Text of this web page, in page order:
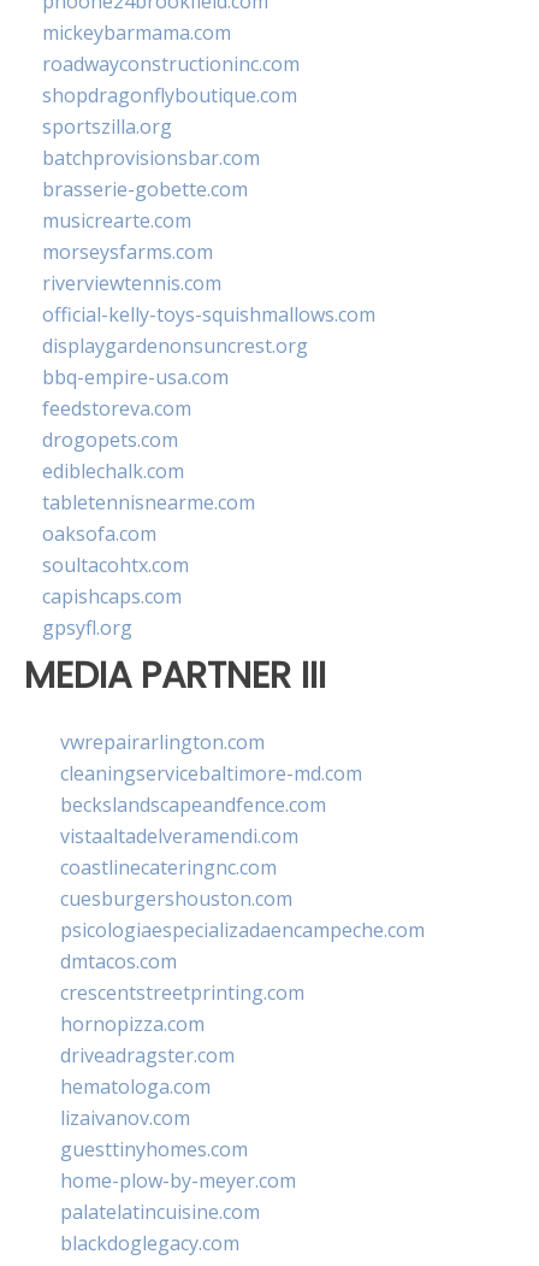
mickeybarmama.com
roadwayconstructioninc.com
shopdragonflyboutique.com
sportszilla.org
batchprovisionsbar.com
brasserie-gobette.com
musicrearte.com
morseysfarms.com
riverviewtennis.com
official-kelly-toys-squishmallows.com
displaygardenonsuncrest.org
bbq-empire-usa.com
feedstoreva.com
drogopets.com
ediblechalk.com
tabletennisnearme.com
oaksofa.com
soultacohtx.com
capishcaps.com
gpsyfl.org
MEDIA PARTNER III
vwrepairarlington.com
cleaningservicebaltimore-md.com
beckslandscapeandfence.com
vistaaltadelveramendi.com
coastlinecateringnc.com
cuesburgershouston.com
psicologiaespecializadaencampeche.com
dmtacos.com
crescentstreetprinting.com
hornopizza.com
driveadragster.com
hematologa.com
lizaivanov.com
guesttinyhomes.com
home-plow-by-meyer.com
palatelatincuisine.com
blackdoglegacy.com